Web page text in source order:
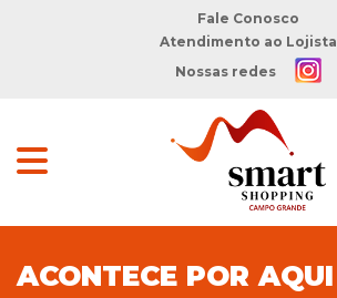
Fale Conosco
Atendimento ao Lojista
Nossas redes
ACONTECE POR AQUI